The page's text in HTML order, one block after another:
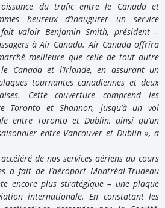
du trafic entre le Canada et
heureux d’inaugurer un service
valoir Benjamin Smith, président –
à Air Canada. Air Canada offrira
meilleure que celle de tout autre
Canada et l’Irlande, en assurant un
tournantes canadiennes et deux
Cette couverture comprend les
Toronto et Shannon, jusqu’à un vol
entre Toronto et Dublin, ainsi qu’un
entre Vancouver et Dublin », a
de nos services aériens au cours
a fait de l’aéroport Montréal-Trudeau
encore plus stratégique – une plaque
internationale. En constatant les